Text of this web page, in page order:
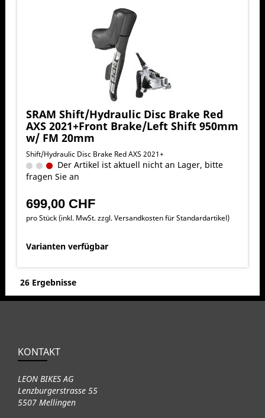
SRAM Shift/Hydraulic Disc Brake Red
AXS 2021+Front Brake/Left Shift 950mm
w/ FM 20mm
Shift/Hydraulic Disc Brake Red AXS 2021+
Der Artikel ist aktuell nicht an Lager, bitte
fragen Sie an
699,00 CHF
pro Stück (inkl. MwSt. zzgl.Versandkosten für Standardartikel)
Varianten verfügbar
26 Ergebnisse
KONTAKT
LEON BIKES AG
Lenzburgerstrasse 55
5507 Mellingen